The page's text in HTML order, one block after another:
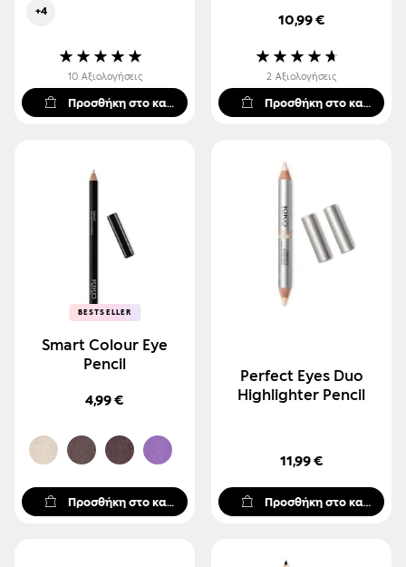
+4
Βαθμολογία:
100%
10 Αξιολογήσεις
Προσθήκη στο καλάθι
10,99 €
Βαθμολογία:
90%
2 Αξιολογήσεις
Προσθήκη στο καλάθι
BESTSELLER
BESTSELLER
Smart Colour Eye
Pencil
4,99 €
Προσθήκη στο καλάθι
Perfect Eyes Duo
Highlighter Pencil
11,99 €
Προσθήκη στο καλάθι